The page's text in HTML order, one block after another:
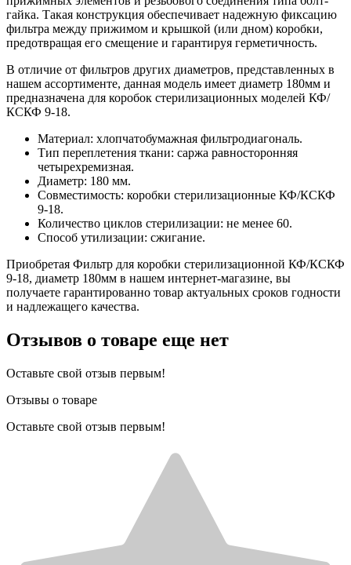
гайка. Такая конструкция обеспечивает надежную фиксацию
фильтра между прижимом и крышкой (или дном) коробки,
предотвращая его смещение и гарантируя герметичность.
В отличие от фильтров других диаметров, представленных в
нашем ассортименте, данная модель имеет диаметр 180мм и
предназначена для коробок стерилизационных моделей КФ/
КСКФ 9-18.
Материал: хлопчатобумажная фильтродиагональ.
Тип переплетения ткани: саржа равносторонняя
четырехремизная.
Диаметр: 180 мм.
Совместимость: коробки стерилизационные КФ/КСКФ
9-18.
Количество циклов стерилизации: не менее 60.
Способ утилизации: сжигание.
Приобретая Фильтр для коробки стерилизационной КФ/КСКФ
9-18, диаметр 180мм в нашем интернет-магазине, вы
получаете гарантированно товар актуальных сроков годности
и надлежащего качества.
Отзывов о товаре еще нет
Оставьте свой отзыв первым!
Отзывы о товаре
Оставьте свой отзыв первым!